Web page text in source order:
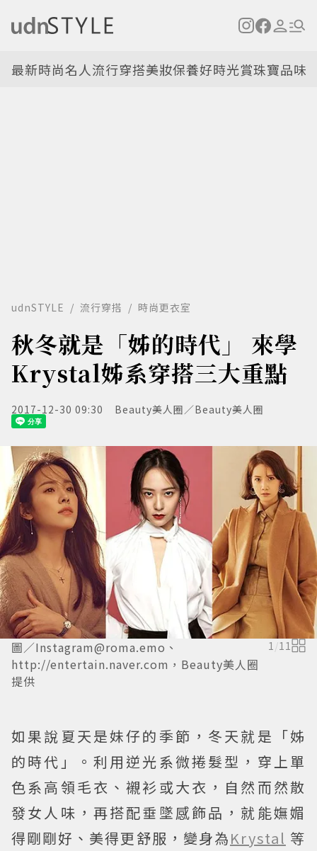
最新時尚名人流行穿搭美妝保養好時光賞珠寶品味
udnSTYLE 流行穿搭 時尚更衣室
秋冬就是「姊的時代」 來學
Krystal姊系穿搭三大重點
2017-12-30 09:30 Beauty美人圈／Beauty美人圈
圖／Instagram@roma.emo、
http://entertain.naver.com，Beauty美人圈
提供
1/11
如果說夏天是妹仔的季節，冬天就是「姊
的時代」。利用逆光系微捲髮型，穿上單
色系高領毛衣、襯衫或大衣，自然而然散
發女人味，再搭配垂墜感飾品，就能嫵媚
得剛剛好、美得更舒服，變身為Krystal 等